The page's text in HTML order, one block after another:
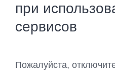
при
сервисов
Пожалуйста,